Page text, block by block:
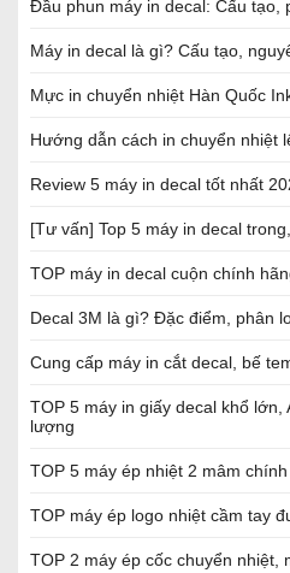
Đầu phun máy in decal: Cấu tạo,
Máy in decal là gì? Cấu tạo,
Mực in chuyển nhiệt Hàn Quốc
Hướng dẫn cách in chuyển nhiệt
Review 5 máy in decal tốt nhất
[Tư vấn] Top 5 máy in decal
TOP máy in decal cuộn chính
Decal 3M là gì? Đặc điểm, phân
Cung cấp máy in cắt decal, bế
TOP 5 máy in giấy decal khổ lớn,
lượng
TOP 5 máy ép nhiệt 2 mâm
TOP máy ép logo nhiệt cầm tay
TOP 2 máy ép cốc chuyển nhiệt,